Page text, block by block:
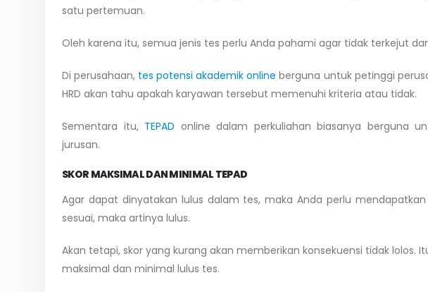
satu pertemuan.
Oleh karena itu, semua jenis tes perlu Anda pahami agar tidak terkejut
Di perusahaan, tes potensi akademik online berguna untuk petinggi
HRD akan tahu apakah karyawan tersebut memenuhi kriteria atau tidak.
Sementara itu, TEPAD online dalam perkuliahan biasanya berguna
jurusan.
SKOR MAKSIMAL DAN MINIMAL TEPAD
Agar dapat dinyatakan lulus dalam tes, maka Anda perlu
sesuai, maka artinya lulus.
Akan tetapi, skor yang kurang akan memberikan konsekuensi tidak lolos.
maksimal dan minimal lulus tes.